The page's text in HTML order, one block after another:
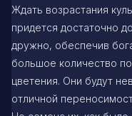
Ждать возрастания
придется достаточно
дружно, обеспечив
большое количество
цветения. Они будут
отличной